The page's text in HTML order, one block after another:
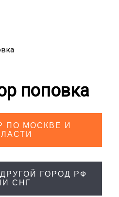
поповка
ПО МОСКВЕ И
ГОРОД РФ
СНГ